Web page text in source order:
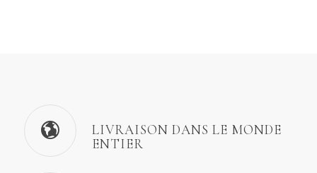
LIVRAISON DANS LE MONDE
ENTIER